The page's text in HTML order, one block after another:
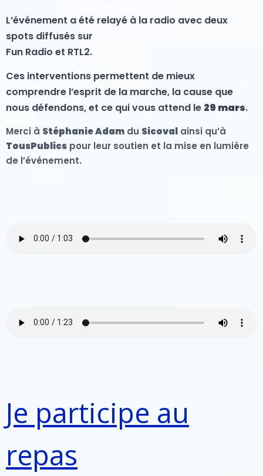
L’événement a été relayé à la radio avec deux
spots diffusés sur
Fun Radio et RTL2.
Ces interventions permettent de mieux
comprendre l’esprit de la marche, la cause que
nous défendons, et ce qui vous attend le 29 mars.
Merci à Stéphanie Adam du Sicoval ainsi qu’à
TousPublics pour leur soutien et la mise en lumière
de l’événement.
Je participe au
repas